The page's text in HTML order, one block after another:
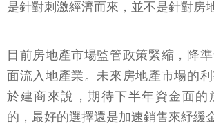
是針對刺激經濟而來，並不是針對房
目前房地產市場監管政策緊縮，降
面流入地產業。未來房地產市場的
於建商來說，期待下半年資金面的
的，最好的選擇還是加速銷售來紓緩